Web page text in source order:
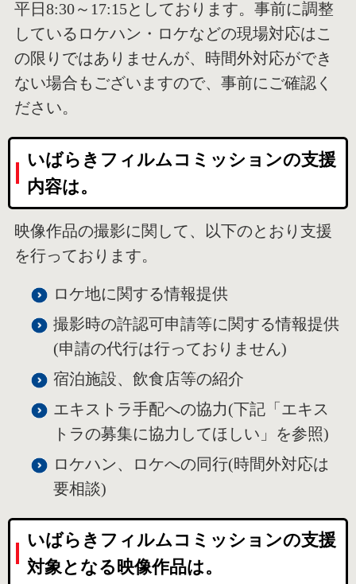
平日8:30～17:15としております。事前に調整
しているロケハン・ロケなどの現場対応はこ
の限りではありませんが、時間外対応ができ
ない場合もございますので、事前にご確認く
ださい。
いばらきフィルムコミッションの支援
内容は。
映像作品の撮影に関して、以下のとおり支援
を行っております。
ロケ地に関する情報提供
撮影時の許認可申請等に関する情報提供
(申請の代行は行っておりません)
宿泊施設、飲食店等の紹介
エキストラ手配への協力(下記「エキス
トラの募集に協力してほしい」を参照)
ロケハン、ロケへの同行(時間外対応は
要相談)
いばらきフィルムコミッションの支援
対象となる映像作品は。